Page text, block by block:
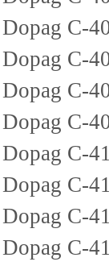
Dopag C-
Dopag C-
Dopag C-
Dopag C-
Dopag C-
Dopag C-
Dopag C-
Dopag C-